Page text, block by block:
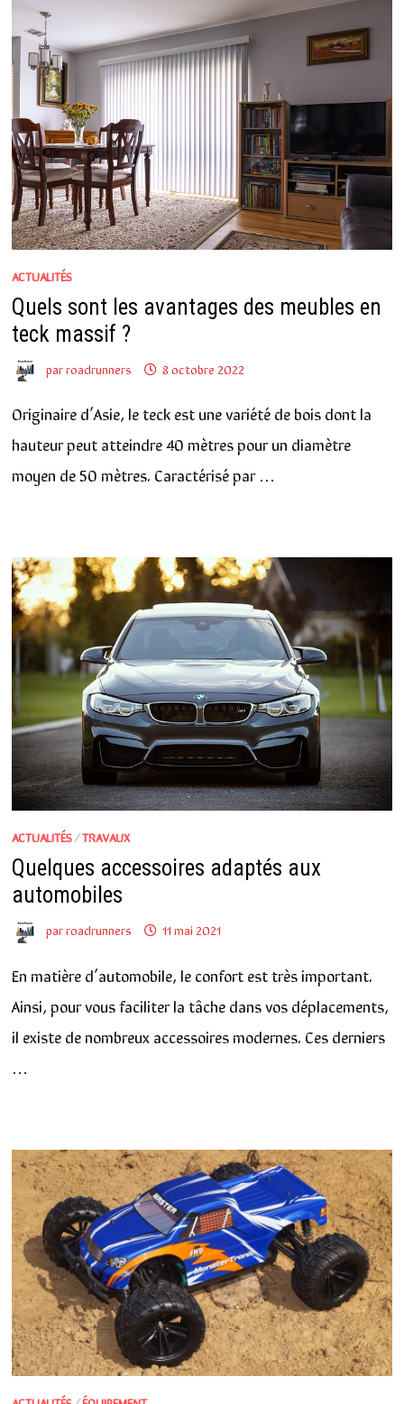
ACTUALITÉS
Quels sont les avantages des meubles en
teck massif ?
parroadrunners 8 octobre 2022
Originaire d’Asie, le teck est une variété de bois dont la
hauteur peut atteindre 40 mètres pour un diamètre
moyen de 50 mètres. Caractérisé par …
ACTUALITÉS/TRAVAUX
Quelques accessoires adaptés aux
automobiles
parroadrunners 11 mai 2021
En matière d’automobile, le confort est très important.
Ainsi, pour vous faciliter la tâche dans vos déplacements,
il existe de nombreux accessoires modernes. Ces derniers
…